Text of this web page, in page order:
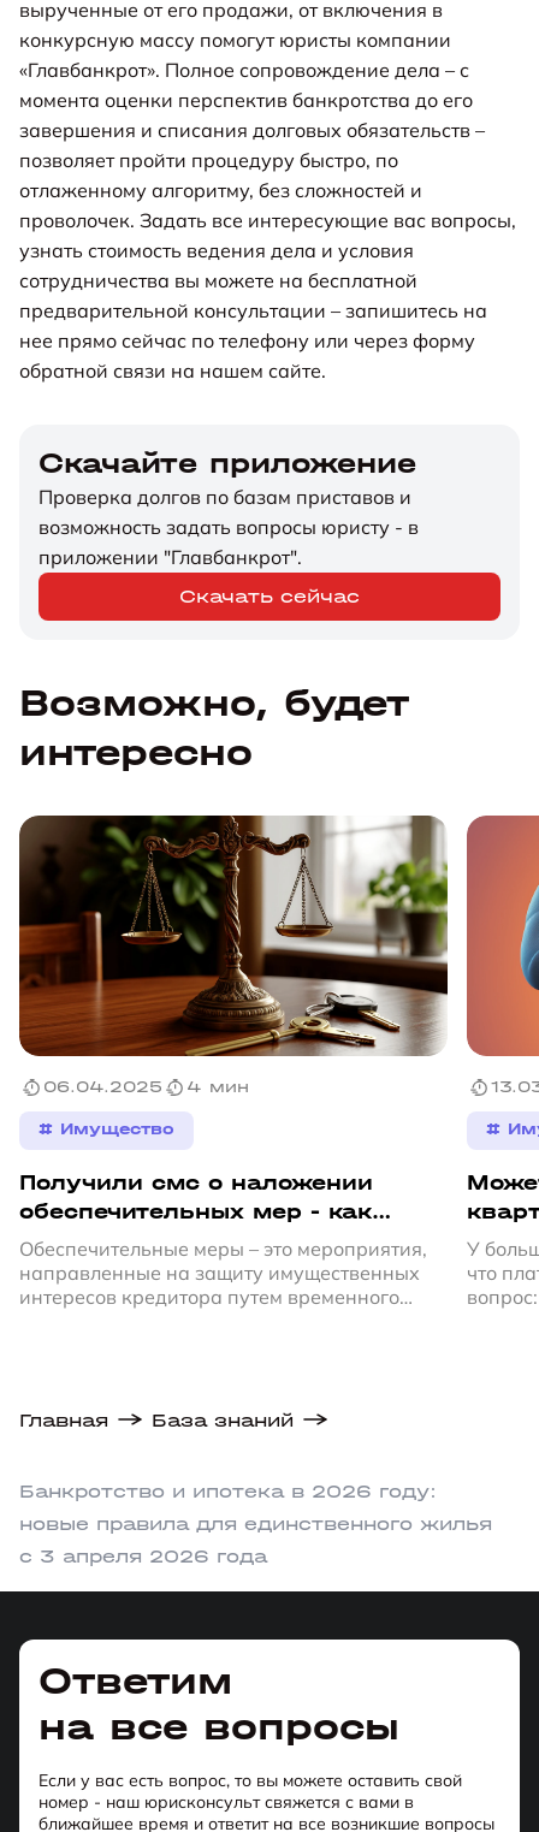
вырученные от его продажи, от включения в
конкурсную массу помогут юристы компании
«Главбанкрот». Полное сопровождение дела – с
момента оценки перспектив банкротства до его
завершения и списания долговых обязательств –
позволяет пройти процедуру быстро, по
отлаженному алгоритму, без сложностей и
проволочек. Задать все интересующие вас вопросы,
узнать стоимость ведения дела и условия
сотрудничества вы можете на бесплатной
предварительной консультации – запишитесь на
нее прямо сейчас по телефону или через форму
обратной связи на нашем сайте.
Скачайте приложение
Проверка долгов по базам приставов и
возможность задать вопросы юристу - в
приложении "Главбанкрот".
Скачать сейчас
Возможно, будет
интересно
06.04.2025 4 мин
# Имущество
Получили смс о наложении
обеспечительных мер - как
узнать откуда долги?
Обеспечительные меры – это мероприятия,
направленные на защиту имущественных
интересов кредитора путем временного
#
У
что
Главная База знаний
Банкротство и ипотека в 2026 году:
новые правила для единственного жилья
с 3 апреля 2026 года
Ответим
на все вопросы
Если у вас есть вопрос, то вы можете оставить свой
номер - наш юрисконсульт свяжется с вами в
ближайшее время и ответит на все возникшие вопросы